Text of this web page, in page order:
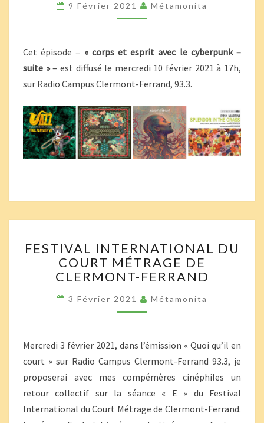
RÉFÉRENCES
MUSICALES
9 Février 2021 Métamonita
Cet épisode – « corps et esprit avec le cyberpunk –
suite »– est diffusé le mercredi 10 février 2021 à 17h,
sur Radio Campus Clermont-Ferrand, 93.3.
INTERNATIONAL
DU
COURT
DE
CLERMONT-
FESTIVAL INTERNATIONAL DU
COURT MÉTRAGE DE
CLERMONT-FERRAND
3 Février 2021 Métamonita
Mercredi 3 février 2021, dans l’émission « Quoi qu’il en
court » sur Radio Campus Clermont-Ferrand 93.3, je
proposerai avec mes compémères cinéphiles un
retour collectif sur la séance « E » du Festival
International du Court Métrage de Clermont-Ferrand.